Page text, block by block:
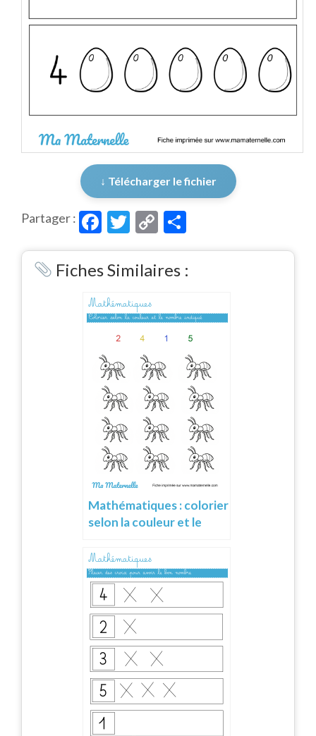
↓ Télécharger le fichier
Partager : Facebook
Twitter
Copy
Link
Fiches Similaires :
Mathématiques : colorier
selon la couleur et le